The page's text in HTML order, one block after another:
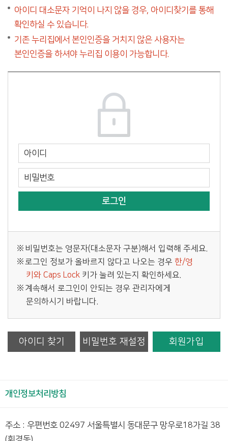
아이디 대소문자 기억이 나지 않을 경우, 아이디찾기를 통해
확인하실 수 있습니다.
기존 누리집에서 본인인증을 거치지 않은 사용자는
본인인증을 하셔야 누리집 이용이 가능합니다.
비밀번호는 영문자(대소문자 구분)해서 입력해 주세요.
로그인 정보가 올바르지 않다고 나오는 경우 한/영
키와 Caps Lock 키가 눌려 있는지 확인하세요.
계속해서 로그인이 안되는 경우 관리자에게
문의하시기 바랍니다.
아이디 찾기 비밀번호 재설정 회원가입
개인정보처리방침
주소 : 우편번호 02497 서울특별시 동대문구 망우로18가길 38